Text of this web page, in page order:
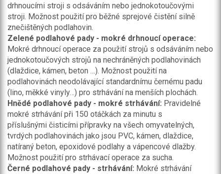
drhnoucími stroji s odsáváním nebo jednokotoučovými
stroji. Možnost použití pro běžné sprejové čistění silně
znečištěných podlahovin.
Zelené podlahové pady - mokré drhnoucí operace:
Mokré drhnoucí operace za použití strojů s odsáváním nebo
jednokotoučových strojů na nechráněných podlahovinách
(dlaždice, kámen, beton …). Možnost použití na
podlahovinách neodolávající standardnímu černému padu
(lino, měkké vinyly…) pro strhávání na menších plochách.
Hnědé podlahové pady - mokré strhávání: Pravidelné
mokré strhávání při 150 otáčkách za minutu s
příslušnými čisticími přípravky na všech omyvatelných,
tvrdých podlahovinách jako jsou PVC, kámen, dlaždice,
natíraný beton, epoxidové podlahy a vápencové dlažby.
Možnost použití pro strhávací operace za sucha.
Černé podlahové pady - strhávání: Mokré strhávání